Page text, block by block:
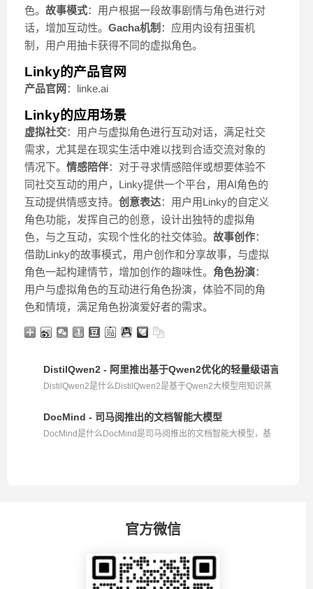
色。 故事模式：用户根据一段故事剧情与角色进行对
话，增加互动性。 Gacha机制 ：应用内设有扭蛋机
制，用户用抽卡获得不同的虚拟角色。
Linky的产品官网
产品官网 ：linke.ai
Linky的应用场景
虚拟社交：用户与虚拟角色进行互动对话，满足社交
需求，尤其是在现实生活中难以找到合适交流对象的
情况下。 情感陪伴：对于寻求情感陪伴或想要体验不
同社交互动的用户，Linky提供一个平台，用AI角色的
互动提供情感支持。 创意表达：用户用Linky的自定义
角色功能，发挥自己的创意，设计出独特的虚拟角
色，与之互动，实现个性化的社交体验。 故事创作：
借助Linky的故事模式，用户创作和分享故事，与虚拟
角色一起构建情节，增加创作的趣味性。 角色扮演：
用户与虚拟角色的互动进行角色扮演，体验不同的角
色和情境，满足角色扮演爱好者的需求。
DistilQwen2 - 阿里推出基于Qwen2优化的轻量级语言模型
DistilQwen2是什么DistilQwen2是基于Qwen2大模型用知识蒸
DocMind - 司马阅推出的文档智能大模型
DocMind是什么DocMind是司马阅推出的文档智能大模型，基
官方微信